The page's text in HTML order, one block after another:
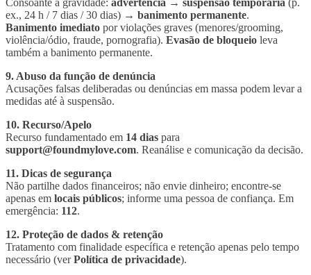
Consoante a gravidade: advertência → suspensão temporária (p.
ex., 24 h / 7 dias / 30 dias) → banimento permanente.
Banimento imediato por violações graves (menores/grooming,
violência/ódio, fraude, pornografia). Evasão de bloqueio leva
também a banimento permanente.
9. Abuso da função de denúncia
Acusações falsas deliberadas ou denúncias em massa podem levar a
medidas até à suspensão.
10. Recurso/Apelo
Recurso fundamentado em 14 dias para
support@foundmylove.com. Reanálise e comunicação da decisão.
11. Dicas de segurança
Não partilhe dados financeiros; não envie dinheiro; encontre-se
apenas em locais públicos; informe uma pessoa de confiança. Em
emergência: 112.
12. Proteção de dados & retenção
Tratamento com finalidade específica e retenção apenas pelo tempo
necessário (verPolítica de privacidade).